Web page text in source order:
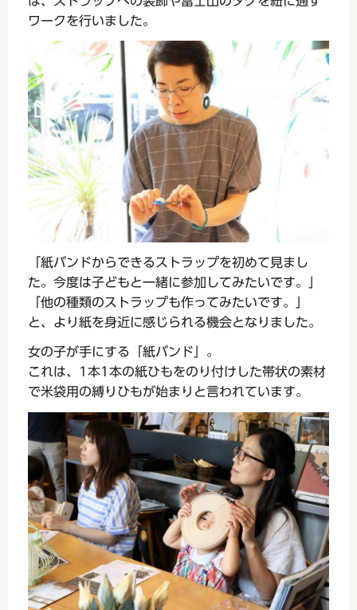
ワークを行いました。
「紙バンドからできるストラップを初めて見まし
た。今度は子どもと一緒に参加してみたいです。」
「他の種類のストラップも作ってみたいです。」
と、より紙を身近に感じられる機会となりました。
女の子が手にする「紙バンド」。
これは、1本1本の紙ひもをのり付けした帯状の素材
で米袋用の縛りひもが始まりと言われています。